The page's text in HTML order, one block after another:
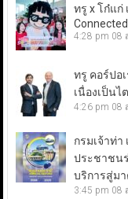
ทรู x โก๋แก่
4:28 pm 08
ทรู คอร์ปอ
เนื่องเป็นไ
4:26 pm 08
กรมเจ้าท่
ประชาชน
บริการสู่ม
3:45 pm 08